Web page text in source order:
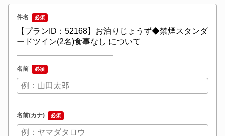
件名 必須
【プランID：52168】お泊りじょうず◆禁煙スタンダ
ードツイン(2名)食事なし について
名前 必須
名前(カナ) 必須